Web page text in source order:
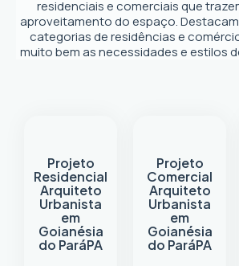
residenciais e comerciais que
aproveitamento do espaço.
categorias de residências e
muito bem as necessidades e estilos
Projeto
Residencial
Arquiteto
Urbanista
em
Goianésia
do ParáPA
Projeto
Comercial
Arquiteto
Urbanista
em
Goianésia
do ParáPA